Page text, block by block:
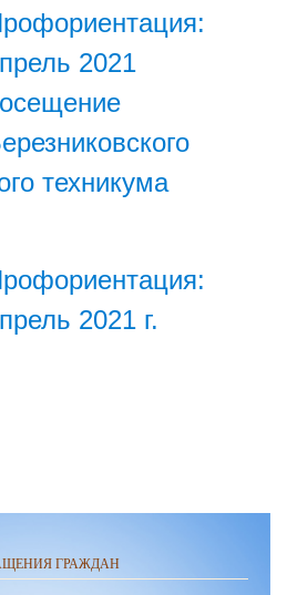
2021
техникума
2021 г.
ГРАЖДАН